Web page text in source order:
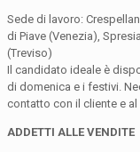
Sede di lavoro:
di Piave (Venezia),
(Treviso)
Il candidato ideale è
di domenica e i festivi.
contatto con il cliente e al
ADDETTI ALLE VENDITE